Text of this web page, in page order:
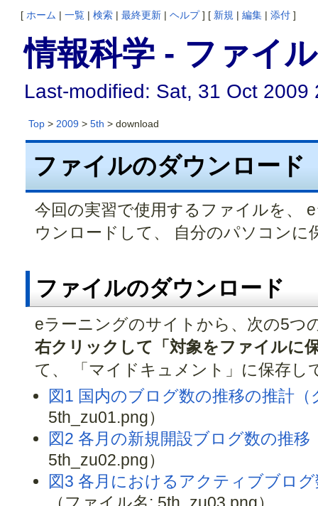
[ ホーム | 一覧 | 検索 | 最終更新 | ヘルプ] [ 新規 | 編集 | 添付 ]
情報科学 - ファイ
Last-modified: Sat, 31 Oct 2009
Top> 2009> 5th > download
ファイルのダウンロード
今回の実習で使用するファイルを、
ウンロードして、 自分のパソコンに
ファイルのダウンロード
eラーニングのサイトから、次の5つ
右クリックして「対象をファイルに
て、 「マイドキュメント」に保存し
図1 国内のブログ数の推移の推計（
5th_zu01.png）
図2 各月の新規開設ブログ数の推移
5th_zu02.png）
図3 各月におけるアクティブブロ